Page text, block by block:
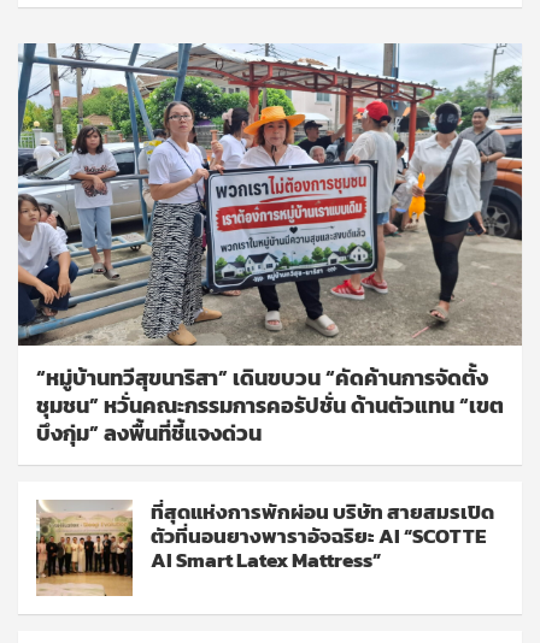
“หมู่บ้านทวีสุขนาริสา” เดินขบวน “คัดค้านการจัดตั้ง
ชุมชน” หวั่นคณะกรรมการคอรัปชั่น ด้านตัวแทน “เขต
บึงกุ่ม” ลงพื้นที่ชี้แจงด่วน
ที่สุดแห่งการพักผ่อน บริษัท สายสมรเปิด
ตัวที่นอนยางพาราอัจฉริยะ AI “SCOTTE
AI Smart Latex Mattress”